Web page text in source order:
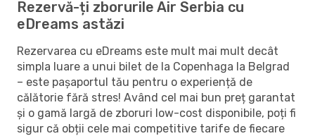
Rezervă-ți zborurile Air Serbia cu
eDreams astăzi
Rezervarea cu eDreams este mult mai mult decât
simpla luare a unui bilet de la Copenhaga la Belgrad
– este pașaportul tău pentru o experiență de
călătorie fără stres! Având cel mai bun preț garantat
și o gamă largă de zboruri low-cost disponibile, poți fi
sigur că obții cele mai competitive tarife de fiecare